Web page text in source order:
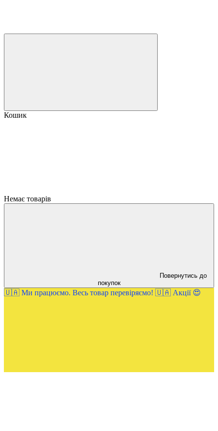
Кошик
Немає товарів
Повернутись до
покупок
🇺🇦 Ми працюємо. Весь товар перевіряємо! 🇺🇦 Акції 😍